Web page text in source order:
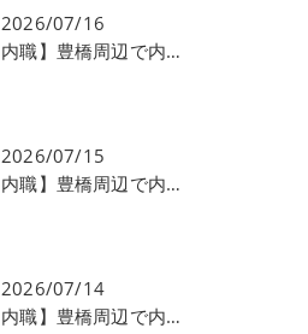
2026/07/16
【内職】豊橋周辺で内職のお仕事を探している方募集中！【お仕事の内容】
2026/07/15
【内職】豊橋周辺で内職のお仕事を探している方募集中！【急な学級閉鎖も安心】
2026/07/14
【内職】豊橋周辺で内職のお仕事を探している方募集中！【内職さまのお声②】